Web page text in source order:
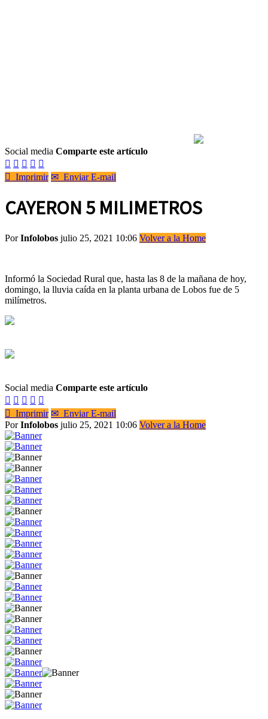
Social media Comparte este artículo
    
 Imprimir ✉ Enviar E-mail
CAYERON 5 MILIMETROS
PorInfolobos julio 25, 2021 10:06 Volver a la Home
Informó la Sociedad Rural que, hasta las 8 de la mañana de hoy,
domingo, la lluvia caída en la planta urbana de Lobos fue de 5
milímetros.
Social media Comparte este artículo
    
 Imprimir ✉ Enviar E-mail
PorInfolobos julio 25, 2021 10:06 Volver a la Home